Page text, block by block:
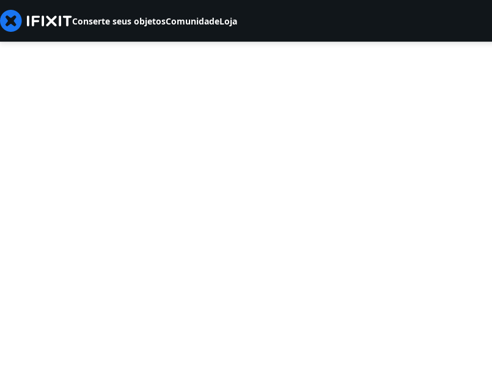
Conserte seus objetosComunidadeLoja